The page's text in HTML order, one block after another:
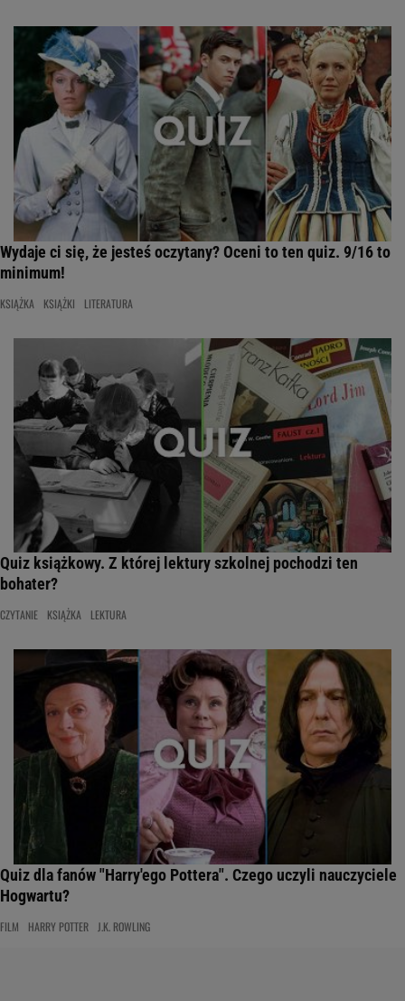
Wydaje ci się, że jesteś oczytany? Oceni to ten quiz. 9/16 to
minimum!
KSIĄŻKA KSIĄŻKI LITERATURA
Quiz książkowy. Z której lektury szkolnej pochodzi ten
bohater?
CZYTANIE KSIĄŻKA LEKTURA
Quiz dla fanów "Harry'ego Pottera". Czego uczyli nauczyciele
Hogwartu?
FILM HARRY POTTER J.K. ROWLING